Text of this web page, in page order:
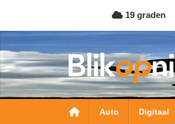
naar
de
inhoud
gaan
19 graden
Hoofdnavigatie
Auto Digitaal